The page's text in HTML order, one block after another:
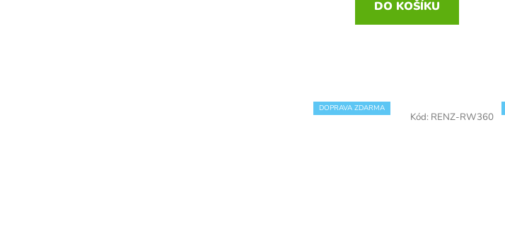
DO KOŠÍKU
DOPRAVA ZDARMA
Kód: RENZ-RW360